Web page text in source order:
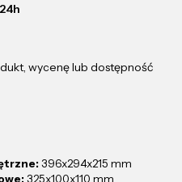
24h
wycenę lub dostępność
396x294x215 mm
325x100x110 mm